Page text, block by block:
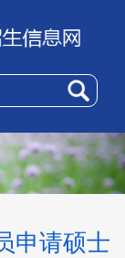
申请硕士